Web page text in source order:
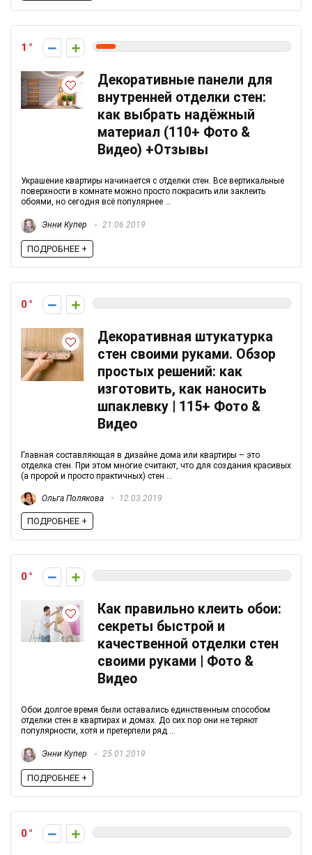
1
Декоративные панели для
внутренней отделки стен:
как выбрать надёжный
материал (110+ Фото &
Видео) +Отзывы
Украшение квартиры начинается с отделки стен. Все вертикальные
поверхности в комнате можно просто покрасить или заклеить
обоями, но сегодня всё популярнее ...
Энни Купер 21.06.2019
ПОДРОБНЕЕ +
0
Декоративная штукатурка
стен своими руками. Обзор
простых решений: как
изготовить, как наносить
шпаклевку | 115+ Фото &
Видео
Главная составляющая в дизайне дома или квартиры – это
отделка стен. При этом многие считают, что для создания красивых
(а пророй и просто практичных) стен ...
Ольга Полякова 12.03.2019
ПОДРОБНЕЕ +
0
Как правильно клеить обои:
секреты быстрой и
качественной отделки стен
своими руками | Фото &
Видео
Обои долгое время были оставались единственным способом
отделки стен в квартирах и домах. До сих пор они не теряют
популярности, хотя и претерпели ряд ...
Энни Купер 25.01.2019
ПОДРОБНЕЕ +
0